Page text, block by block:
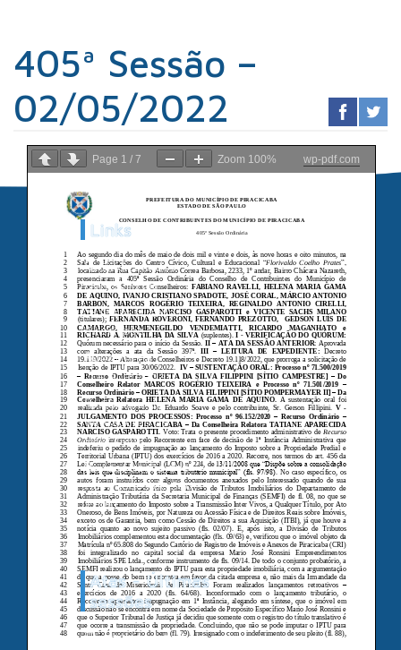
405ª Sessão –
02/05/2022
Page 1 / 7 Zoom 100% wp-pdf.com
Links
Sindicato dos
Contabilistas
Prefeitura de
Piracicaba
Portal da
Transparência
Câmara de
Vereadores de
Piracicaba
Associação dos
Advogados de São
Paulo
Atas - Últimas
sessões
› 500ª Sessão –